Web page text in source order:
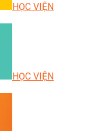
HỌC VIỆN
HỌC VIỆN